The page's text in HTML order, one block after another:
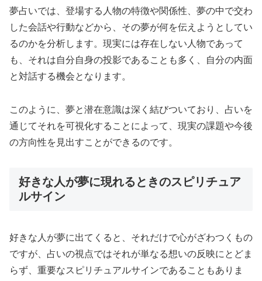
夢占いでは、登場する人物の特徴や関係性、夢の中で交わ
した会話や行動などから、その夢が何を伝えようとしてい
るのかを分析します。現実には存在しない人物であって
も、それは自分自身の投影であることも多く、自分の内面
と対話する機会となります。
このように、夢と潜在意識は深く結びついており、占いを
通じてそれを可視化することによって、現実の課題や今後
の方向性を見出すことができるのです。
好きな人が夢に現れるときのスピリチュア
ルサイン
好きな人が夢に出てくると、それだけで心がざわつくもの
ですが、占いの視点ではそれが単なる想いの反映にとどま
らず、重要なスピリチュアルサインであることもありま